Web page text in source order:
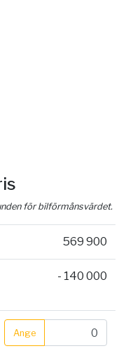
för bilförmånsvärdet.
569 900
- 140 000
Ange